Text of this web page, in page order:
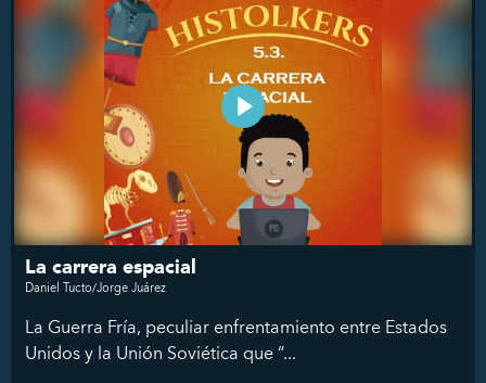
La carrera espacial
Daniel Tucto/Jorge Juárez
La Guerra Fría, peculiar enfrentamiento entre Estados
Unidos y la Unión Soviética que “...